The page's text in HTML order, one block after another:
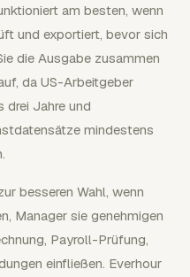
am besten, wenn
und exportiert, bevor sich
die Ausgabe zusammen
da US-Arbeitgeber
drei Jahre und
mindestens
besseren Wahl, wenn
Manager sie genehmigen
Payroll-Prüfung,
einfließen. Everhour